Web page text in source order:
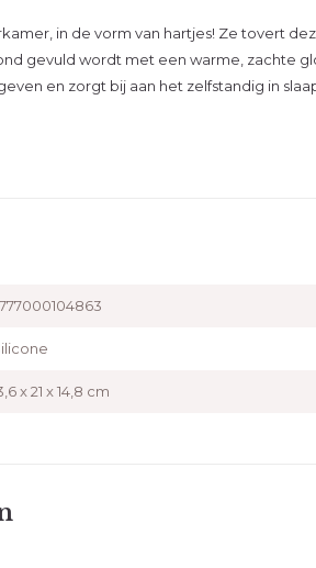
in de vorm van hartjes! Ze tovert
gevuld wordt met een warme, zachte
en zorgt bij aan het zelfstandig in
x 21 x 14,8 cm